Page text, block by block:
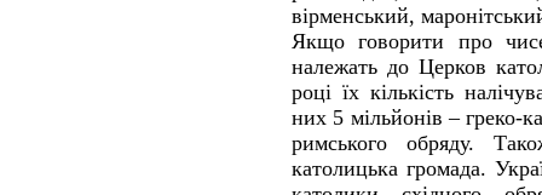
вірменський,
Якщо говорити про
належать до Церков
році їх кількість
них 5 мільйонів – греко-
римського обряду.
католицька громада.